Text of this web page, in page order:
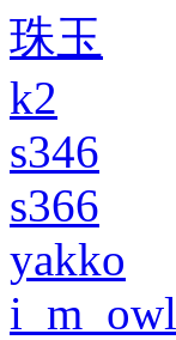
珠玉
k2
s346
s366
yakko
i_m_owl